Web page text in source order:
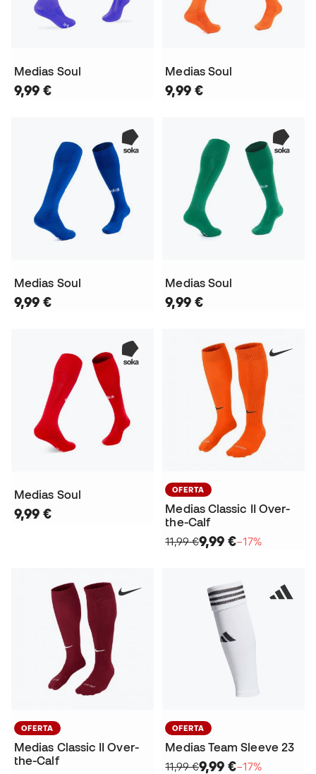
Medias Soul
9,99 €
Medias Soul
9,99 €
Medias Soul
9,99 €
Medias Soul
9,99 €
Medias Soul
9,99 €
OFERTA
Medias Classic II Over-
the-Calf
11,99 €9,99 €−17%
OFERTA
Medias Classic II Over-
the-Calf
OFERTA
Medias Team Sleeve 23
11,99 €9,99 €−17%